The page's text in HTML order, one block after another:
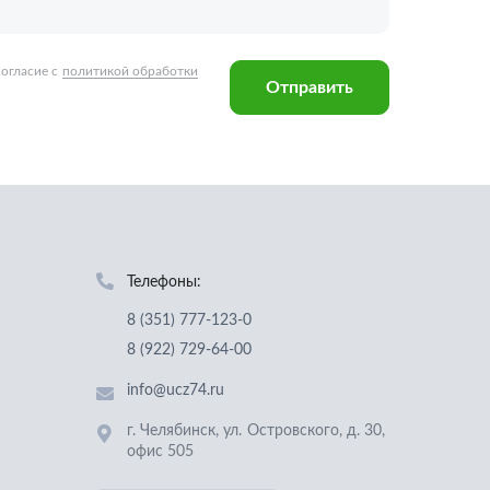
8 (351) 777-123-0
8 (922) 729-64-00
info@ucz74.ru
г. Челябинск
офис 505